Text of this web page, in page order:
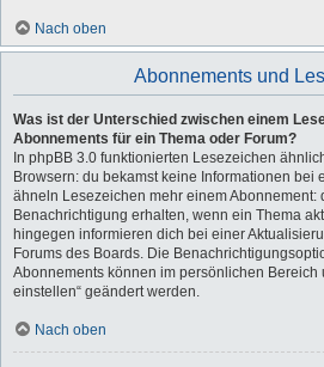
Nach oben
Abonnements und
Was ist der Unterschied zwischen einem
Abonnements für ein Thema oder Forum?
In phpBB 3.0 funktionierten Lesezeichen
Browsern: du bekamst keine Informationen bei
ähneln Lesezeichen mehr einem Abonnement:
Benachrichtigung erhalten, wenn ein Thema
hingegen informieren dich bei einer
Forums des Boards. Die
Abonnements können im persönlichen Bereich
einstellen“ geändert werden.
Nach oben